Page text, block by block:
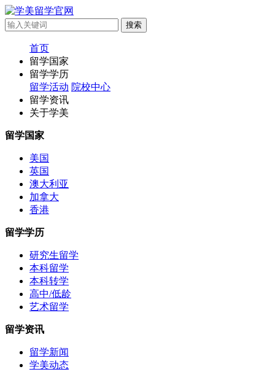
首页
留学国家
留学学历
留学活动 院校中心
留学资讯
关于学美
留学国家
美国
英国
澳大利亚
加拿大
香港
留学学历
研究生留学
本科留学
本科转学
高中/低龄
艺术留学
留学资讯
留学新闻
学美动态